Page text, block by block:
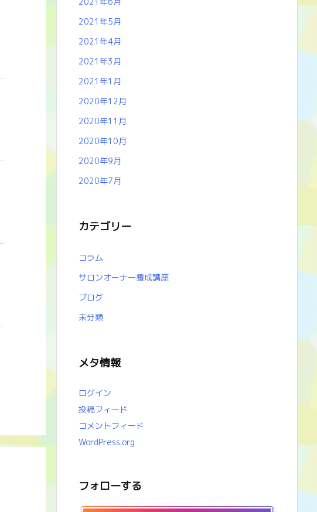
2021年5月
2021年4月
2021年3月
2021年1月
2020年12月
2020年11月
2020年10月
2020年9月
2020年7月
カテゴリー
コラム
サロンオーナー養成講座
ブログ
未分類
メタ情報
ログイン
投稿フィード
コメントフィード
WordPress.org
フォローする